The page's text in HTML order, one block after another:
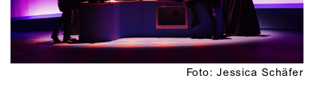
Foto: Jessica Schäfer